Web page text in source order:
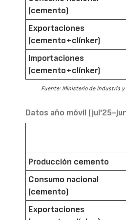
(cemento)
Exportaciones
(cemento+clínker)
Importaciones
(cemento+clínker)
Fuente: Ministerio de Industria y
Datos año móvil (jul'25-
Producción cemento
Consumo nacional
(cemento)
Exportaciones